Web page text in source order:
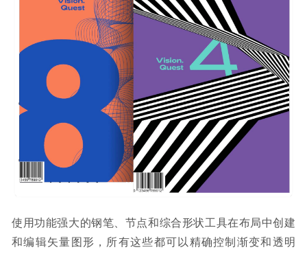
使用功能强大的钢笔、节点和综合形状工具在布局中创建
和编辑矢量图形，所有这些都可以精确控制渐变和透明